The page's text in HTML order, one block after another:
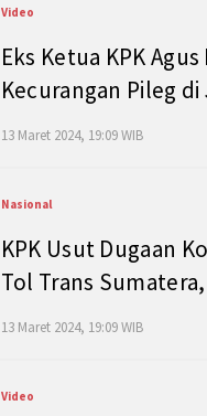
Video
Eks Ketua KPK
Kecurangan Pileg
13 Maret 2024, 19:09 WIB
Nasional
KPK Usut Dugaan
Tol Trans
13 Maret 2024, 19:09 WIB
Video